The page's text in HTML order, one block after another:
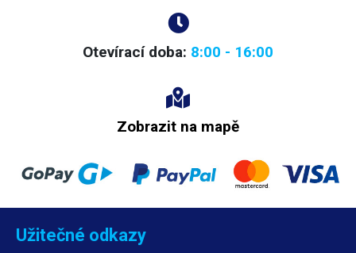
Otevírací doba: 8:00 - 16:00
Zobrazit na mapě
Užitečné odkazy